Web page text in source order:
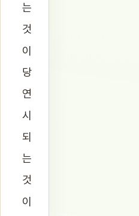
는
것
이
당
연
시
되
는
것
이